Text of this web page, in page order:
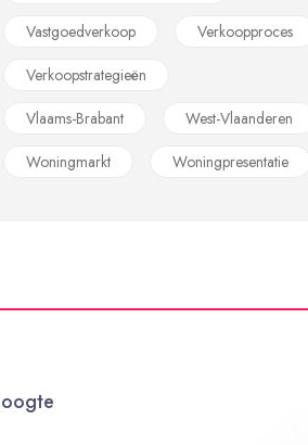
Vastgoedverkoop
Verkoopproces
Verkoopstrategieën
Vlaams-Brabant
West-Vlaanderen
Woningmarkt
Woningpresentatie